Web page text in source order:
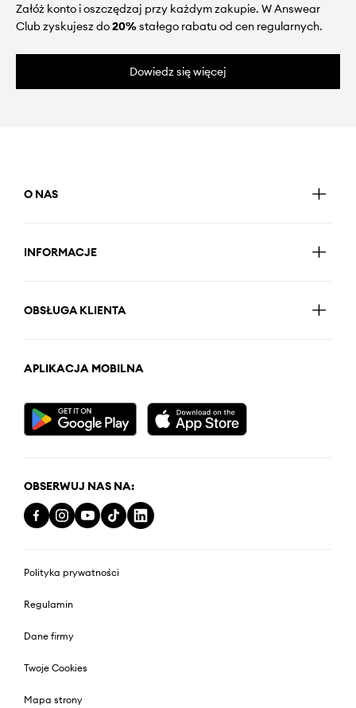
Załóż konto i oszczędzaj przy każdym zakupie. W Answear
Club zyskujesz do20%stałego rabatu od cen regularnych.
Dowiedz się więcej
O NAS
INFORMACJE
OBSŁUGA KLIENTA
APLIKACJA MOBILNA
OBSERWUJ NAS NA:
Polityka prywatności
Regulamin
Dane firmy
Twoje Cookies
Mapa strony